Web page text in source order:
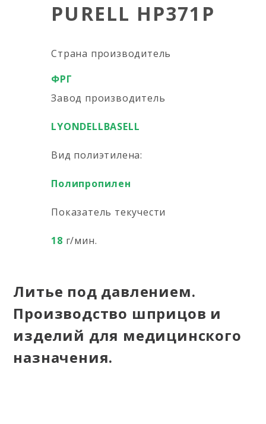
PURELL HP371P
Страна производитель
ФРГ
Завод производитель
LYONDELLBASELL
Вид полиэтилена:
Полипропилен
Показатель текучести
18 г/мин.
Литье под давлением.
Производство шприцов и
изделий для медицинского
назначения.